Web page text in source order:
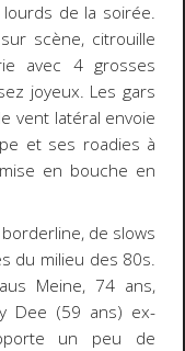
de la soirée.
scène, citrouille
avec 4 grosses
joyeux. Les gars
vent latéral envoie
et ses roadies à
en bouche en
de slows
du milieu des 80s.
Meine, 74 ans,
Dee (59 ans) ex-
un peu de